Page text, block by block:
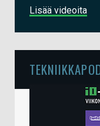
Lisää videoita